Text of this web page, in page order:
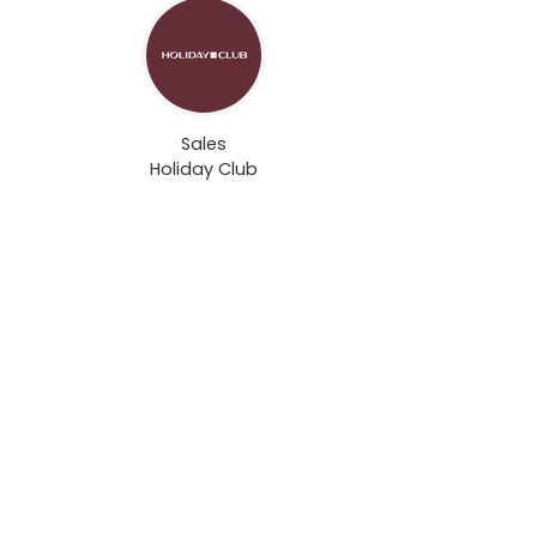
Sales
Holiday Club